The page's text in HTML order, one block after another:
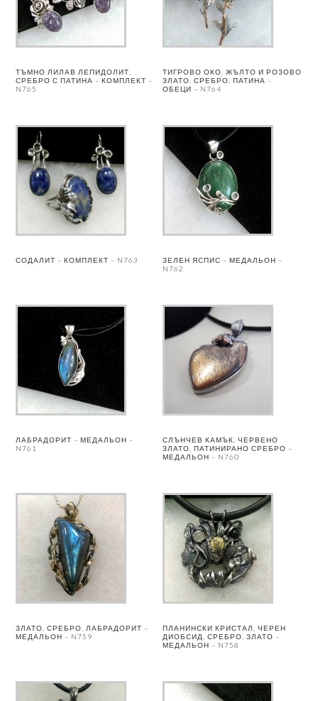
ТЪМНО ЛИЛАВ ЛЕПИДОЛИТ,
СРЕБРО С ПАТИНА – КОМПЛЕКТ –
N765
ТИГРОВО ОКО, ЖЪЛТО И РОЗОВО
ЗЛАТО, СРЕБРО, ПАТИНА –
ОБЕЦИ – N764
СОДАЛИТ – КОМПЛЕКТ – N763
ЗЕЛЕН ЯСПИС – МЕДАЛЬОН –
N762
ЛАБРАДОРИТ – МЕДАЛЬОН –
N761
СЛЪНЧЕВ КАМЪК, ЧЕРВЕНО
ЗЛАТО, ПАТИНИРАНО СРЕБРО –
МЕДАЛЬОН – N760
ЗЛАТО, СРЕБРО, ЛАБРАДОРИТ –
МЕДАЛЬОН – N759
ПЛАНИНСКИ КРИСТАЛ, ЧЕРЕН
ДИОБСИД, СРЕБРО, ЗЛАТО –
МЕДАЛЬОН – N758